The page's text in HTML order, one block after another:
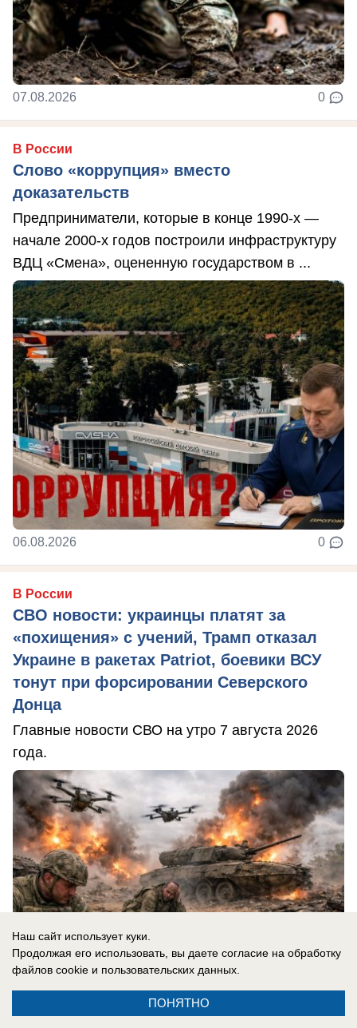
07.08.2026 0
В России
Слово «коррупция» вместо
доказательств
Предприниматели, которые в конце 1990-х —
начале 2000-х годов построили инфраструктуру
ВДЦ «Смена», оцененную государством в ...
06.08.2026 0
В России
СВО новости: украинцы платят за
«похищения» с учений, Трамп отказал
Украине в ракетах Patriot, боевики ВСУ
тонут при форсировании Северского
Донца
Главные новости СВО на утро 7 августа 2026
года.
Наш сайт использует куки.
Продолжая его использовать, вы даете согласие на обработку
файлов cookie и пользовательских данных.
ПОНЯТНО